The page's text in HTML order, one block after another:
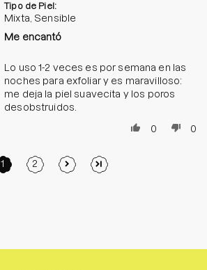
Tipo de Piel:
Mixta, Sensible
Me encantó
Lo uso 1-2 veces es por semana en las
noches para exfoliar y es maravilloso:
me deja la piel suavecita y los poros
desobstruidos.
0
0
1 2